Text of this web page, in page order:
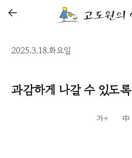
←
2025.3.18.화요일
과감하게 나갈 수 있도록